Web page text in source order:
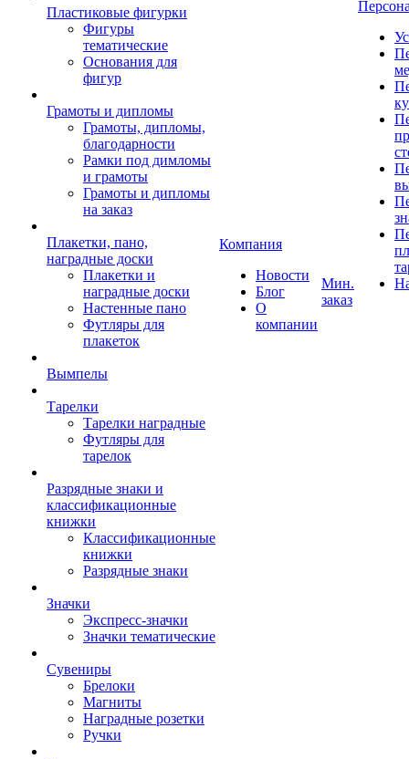
Пластиковые фигурки
Фигуры
тематические
Основания для
фигур
Грамоты и дипломы
Грамоты, дипломы,
благодарности
Рамки под димломы
и грамоты
Грамоты и дипломы
на заказ
Плакетки, пано,
наградные доски
Плакетки и
наградные доски
Настенные пано
Футляры для
плакеток
Вымпелы
Тарелки
Тарелки наградные
Футляры для
тарелок
Разрядные знаки и
классификационные
книжки
Классификационные
книжки
Разрядные знаки
Значки
Экспресс-значки
Значки тематические
Сувениры
Брелоки
Магниты
Наградные розетки
Ручки
Компания
Новости
Блог
О
компании
Мин.
заказ